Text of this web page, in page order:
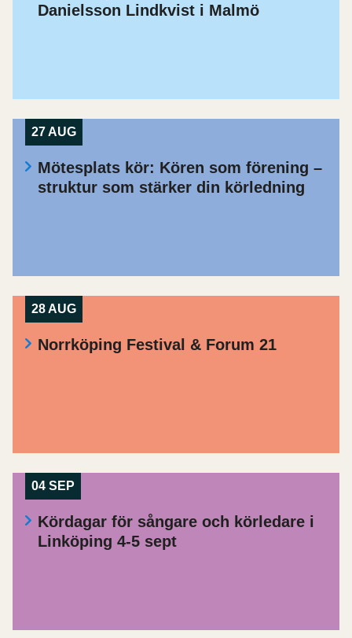
Danielsson Lindkvist i Malmö
27 AUG
Mötesplats kör: Kören som förening –
struktur som stärker din körledning
28 AUG
Norrköping Festival & Forum 21
04 SEP
Kördagar för sångare och körledare i
Linköping 4-5 sept